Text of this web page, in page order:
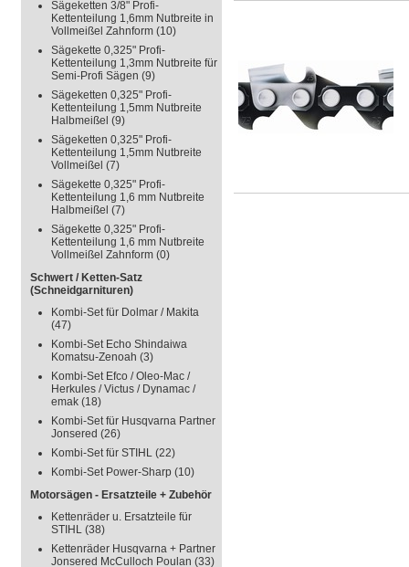
Sägeketten 3/8" Profi-
Kettenteilung 1,6mm Nutbreite in
Vollmeißel Zahnform (10)
Sägekette 0,325" Profi-
Kettenteilung 1,3mm Nutbreite für
Semi-Profi Sägen (9)
Sägeketten 0,325" Profi-
Kettenteilung 1,5mm Nutbreite
Halbmeißel (9)
Sägeketten 0,325" Profi-
Kettenteilung 1,5mm Nutbreite
Vollmeißel (7)
Sägekette 0,325" Profi-
Kettenteilung 1,6 mm Nutbreite
Halbmeißel (7)
Sägekette 0,325" Profi-
Kettenteilung 1,6 mm Nutbreite
Vollmeißel Zahnform (0)
Schwert / Ketten-Satz
(Schneidgarnituren)
Kombi-Set für Dolmar / Makita
(47)
Kombi-Set Echo Shindaiwa
Komatsu-Zenoah (3)
Kombi-Set Efco / Oleo-Mac /
Herkules / Victus / Dynamac /
emak (18)
Kombi-Set für Husqvarna Partner
Jonsered (26)
Kombi-Set für STIHL (22)
Kombi-Set Power-Sharp (10)
Motorsägen - Ersatzteile + Zubehör
Kettenräder u. Ersatzteile für
STIHL (38)
Kettenräder Husqvarna + Partner
Jonsered McCulloch Poulan (33)